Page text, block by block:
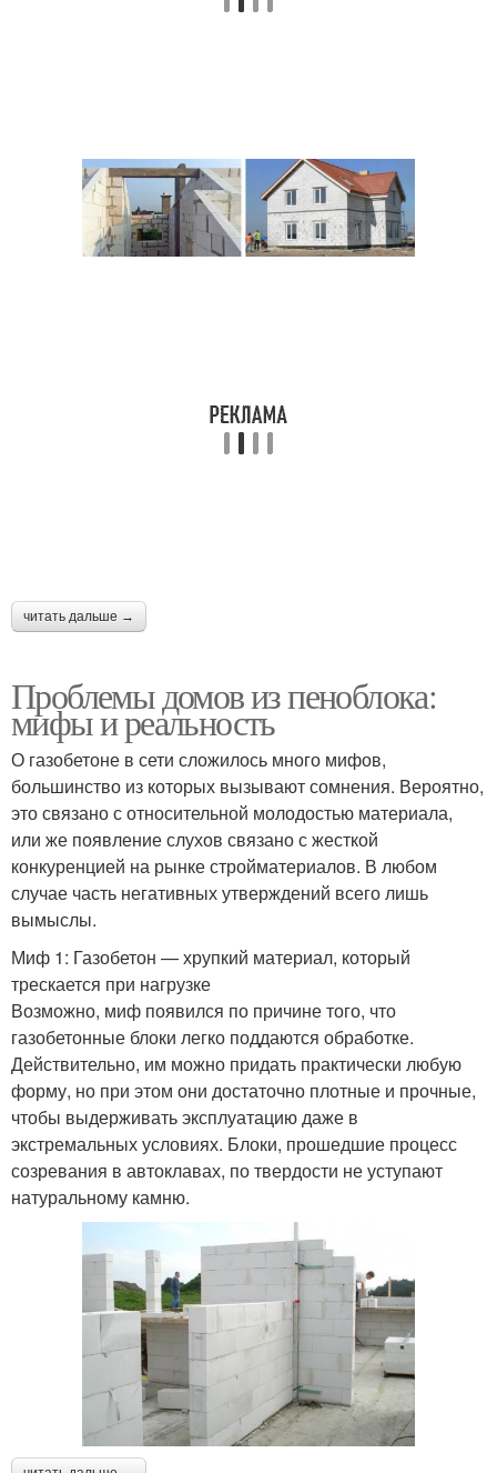
Зазор между
газобетоном
Газобетон с кирпичом
читать дальше →
Проблемы домов из пеноблока:
мифы и реальность
О газобетоне в сети сложилось много мифов,
большинство из которых вызывают сомнения. Вероятно,
это связано с относительной молодостью материала,
или же появление слухов связано с жесткой
конкуренцией на рынке стройматериалов. В любом
случае часть негативных утверждений всего лишь
вымыслы.
Миф 1: Газобетон — хрупкий материал, который
трескается при нагрузке
Возможно, миф появился по причине того, что
газобетонные блоки легко поддаются обработке.
Действительно, им можно придать практически любую
форму, но при этом они достаточно плотные и прочные,
чтобы выдерживать эксплуатацию даже в
экстремальных условиях. Блоки, прошедшие процесс
созревания в автоклавах, по твердости не уступают
натуральному камню.